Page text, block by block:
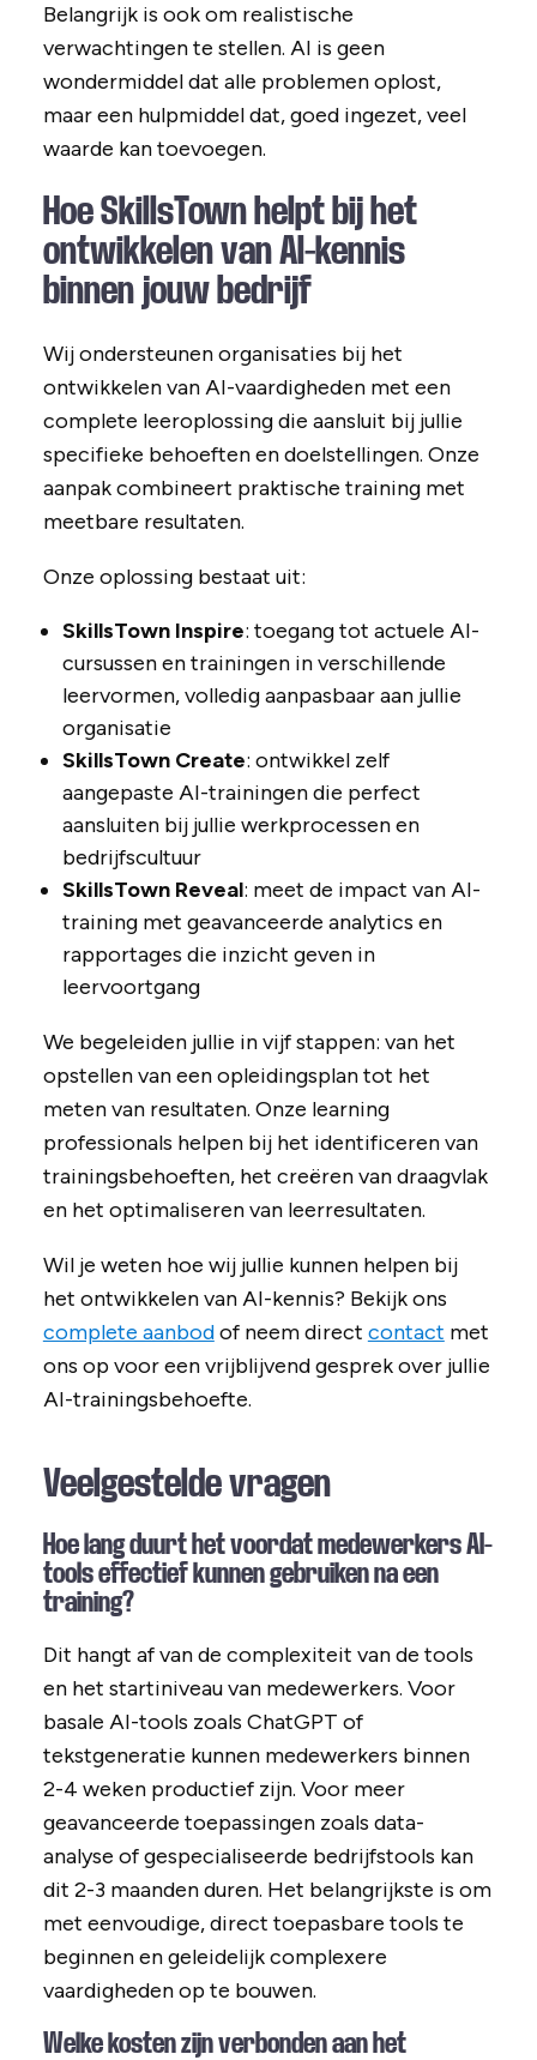
Belangrijk is ook om realistische
verwachtingen te stellen. AI is geen
wondermiddel dat alle problemen oplost,
maar een hulpmiddel dat, goed ingezet, veel
waarde kan toevoegen.
Hoe SkillsTown helpt bij het
ontwikkelen van AI-kennis
binnen jouw bedrijf
Wij ondersteunen organisaties bij het
ontwikkelen van AI-vaardigheden met een
complete leeroplossing die aansluit bij jullie
specifieke behoeften en doelstellingen. Onze
aanpak combineert praktische training met
meetbare resultaten.
Onze oplossing bestaat uit:
SkillsTown Inspire: toegang tot actuele AI-
cursussen en trainingen in verschillende
leervormen, volledig aanpasbaar aan jullie
organisatie
SkillsTown Create: ontwikkel zelf
aangepaste AI-trainingen die perfect
aansluiten bij jullie werkprocessen en
bedrijfscultuur
SkillsTown Reveal: meet de impact van AI-
training met geavanceerde analytics en
rapportages die inzicht geven in
leervoortgang
We begeleiden jullie in vijf stappen: van het
opstellen van een opleidingsplan tot het
meten van resultaten. Onze learning
professionals helpen bij het identificeren van
trainingsbehoeften, het creëren van draagvlak
en het optimaliseren van leerresultaten.
Wil je weten hoe wij jullie kunnen helpen bij
het ontwikkelen van AI-kennis? Bekijk ons
complete aanbodof neem direct contact met
ons op voor een vrijblijvend gesprek over jullie
AI-trainingsbehoefte.
Veelgestelde vragen
Hoe lang duurt het voordat medewerkers AI-
tools effectief kunnen gebruiken na een
training?
Dit hangt af van de complexiteit van de tools
en het startiniveau van medewerkers. Voor
basale AI-tools zoals ChatGPT of
tekstgeneratie kunnen medewerkers binnen
2-4 weken productief zijn. Voor meer
geavanceerde toepassingen zoals data-
analyse of gespecialiseerde bedrijfstools kan
dit 2-3 maanden duren. Het belangrijkste is om
met eenvoudige, direct toepasbare tools te
beginnen en geleidelijk complexere
vaardigheden op te bouwen.
Welke kosten zijn verbonden aan het